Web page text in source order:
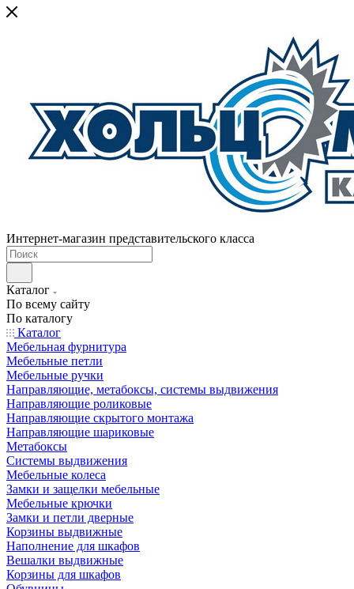
Интернет-магазин представительского класса
Каталог
По всему сайту
По каталогу
Каталог
Мебельная фурнитура
Мебельные петли
Мебельные ручки
Направляющие, метабоксы, системы выдвижения
Направляющие роликовые
Направляющие скрытого монтажа
Направляющие шариковые
Метабоксы
Системы выдвижения
Мебельные колеса
Замки и защелки мебельные
Мебельные крючки
Замки и петли дверные
Корзины выдвижные
Наполнение для шкафов
Вешалки выдвижные
Корзины для шкафов